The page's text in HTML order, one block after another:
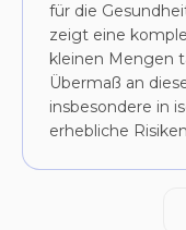
für die
zeigt eine
kleinen Mengen
Übermaß an
insbesondere in
erhebliche